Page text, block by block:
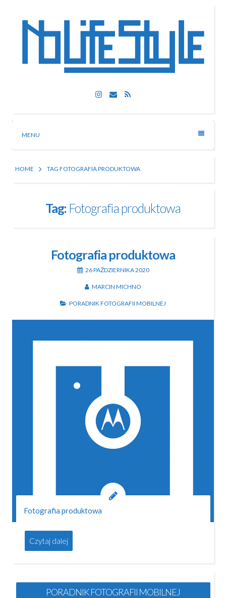
Nolife Style
Technologia, fotografia, rozrywka
Instagram
EmailRSS
MENU
HOME TAG FOTOGRAFIA PRODUKTOWA
Tag: Fotografia produktowa
Fotografia produktowa
26 PAŹDZIERNIKA 2020
MARCIN MICHNO
PORADNIK FOTOGRAFII MOBILNEJ
Fotografia produktowa
Czytaj dalej
PORADNIK FOTOGRAFII MOBILNEJ